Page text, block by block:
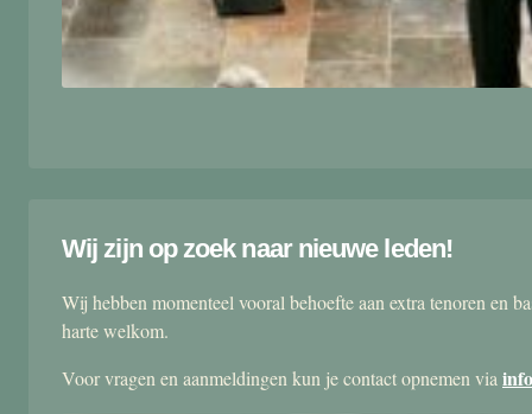
Wij zijn op zoek naar nieuwe leden!
Wij hebben momenteel vooral behoefte aan extra tenoren en
harte welkom.
Voor vragen en aanmeldingen kun je contact opnemen via